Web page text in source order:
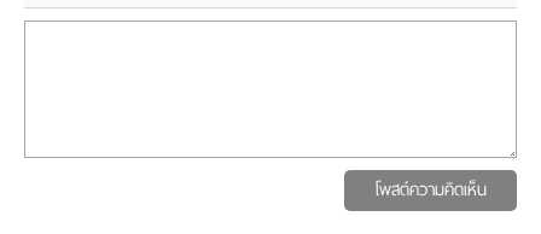
โพสต์ความคิดเห็น